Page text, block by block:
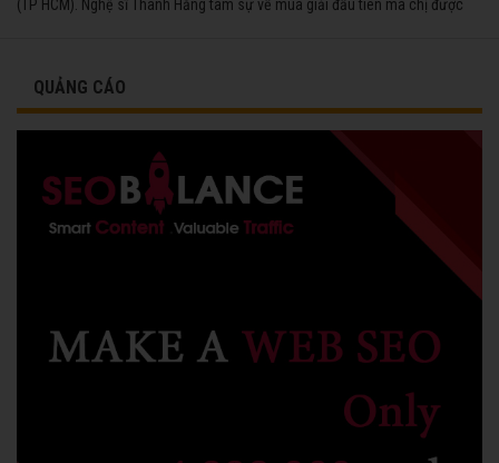
(TP HCM). Nghệ sĩ Thanh Hằng tâm sự về mùa giải đầu tiên mà chị được
QUẢNG CÁO